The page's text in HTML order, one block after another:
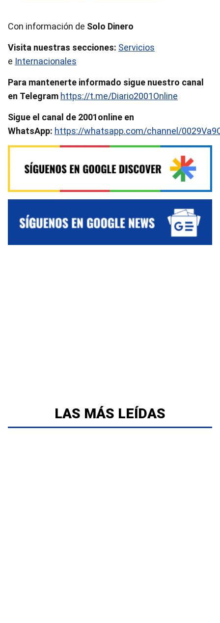
Con información de Solo Dinero
Visita nuestras secciones: Servicios
e Internacionales
Para mantenerte informado sigue nuestro canal
en Telegram https://t.me/Diario2001Online
Sigue el canal de 2001online en
WhatsApp: https://whatsapp.com/channel/
LAS MÁS LEÍDAS